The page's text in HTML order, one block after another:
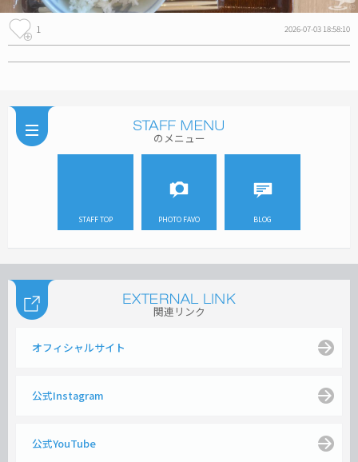
1 2026-07-03 18:58:10
のメニュー
STAFF TOP PHOTO FAVO BLOG
関連リンク
オフィシャルサイト
公式Instagram
公式YouTube